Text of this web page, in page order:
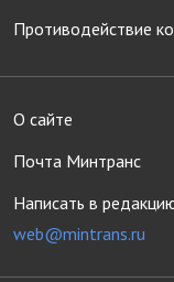
Противодействие
О сайте
Почта Минтранс
Написать в
web@mintrans.ru